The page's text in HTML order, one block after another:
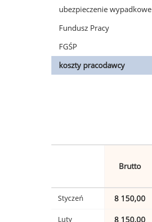
ubezpieczenie wypadkowe
Fundusz Pracy
FGŚP
koszty pracodawcy
Brutto
Styczeń 8 150,00
Luty 8 150,00